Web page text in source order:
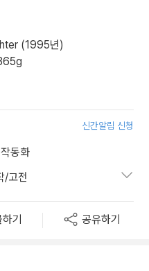
(1995년)
신간알림 신청
동화
/고전
기 공유하기